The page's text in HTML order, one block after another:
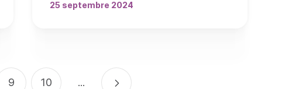
25 septembre 2024
Page
9 Page
10 … Page suivante